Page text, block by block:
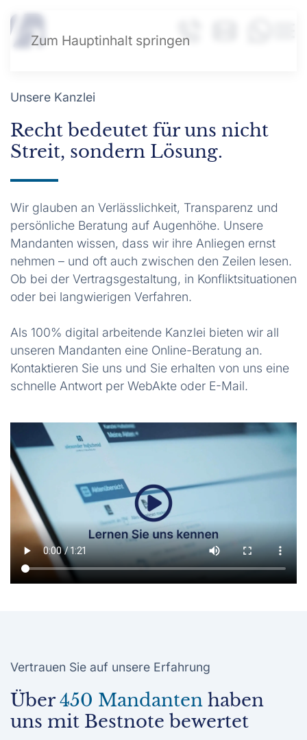
Zum Hauptinhalt springen
Unsere Kanzlei
Recht bedeutet für uns nicht
Streit, sondern Lösung.
Wir glauben an Verlässlichkeit, Transparenz und
persönliche Beratung auf Augenhöhe. Unsere
Mandanten wissen, dass wir ihre Anliegen ernst
nehmen – und oft auch zwischen den Zeilen lesen.
Ob bei der Vertragsgestaltung, in Konfliktsituationen
oder bei langwierigen Verfahren.
Als 100% digital arbeitende Kanzlei bieten wir all
unseren Mandanten eine Online-Beratung an.
Kontaktieren Sie uns und Sie erhalten von uns eine
schnelle Antwort per WebAkte oder E-Mail.
Vertrauen Sie auf unsere Erfahrung
Über450 Mandanten haben
uns mit Bestnote bewertet